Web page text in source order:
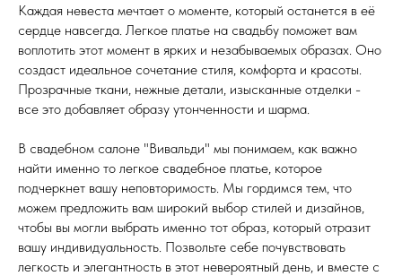
Каждая невеста мечтает о моменте, который останется в её
сердце навсегда. Легкое платье на свадьбу поможет вам
воплотить этот момент в ярких и незабываемых образах. Оно
создаст идеальное сочетание стиля, комфорта и красоты.
Прозрачные ткани, нежные детали, изысканные отделки -
все это добавляет образу утонченности и шарма.
В свадебном салоне "Вивальди" мы понимаем, как важно
найти именно то легкое свадебное платье, которое
подчеркнет вашу неповторимость. Мы гордимся тем, что
можем предложить вам широкий выбор стилей и дизайнов,
чтобы вы могли выбрать именно тот образ, который отразит
вашу индивидуальность. Позвольте себе почувствовать
легкость и элегантность в этот невероятный день, и вместе с